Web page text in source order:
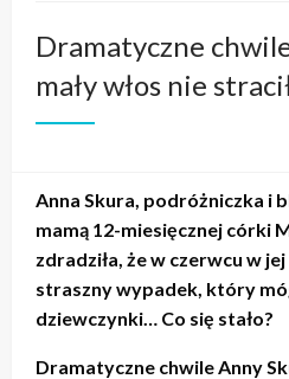
Dramatyczne
mały włos nie
Anna Skura, podróżniczka i
mamą 12-miesięcznej córki
zdradziła, że w czerwcu w
straszny wypadek, który
dziewczynki… Co się stało?
Dramatyczne chwile Anny